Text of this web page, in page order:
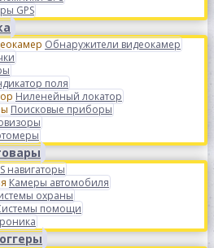
GPS
Обнаружители видеокамер
поля
Ниленейный локатор
Поисковые приборы
навигаторы
Камеры автомобиля
охраны
помощи